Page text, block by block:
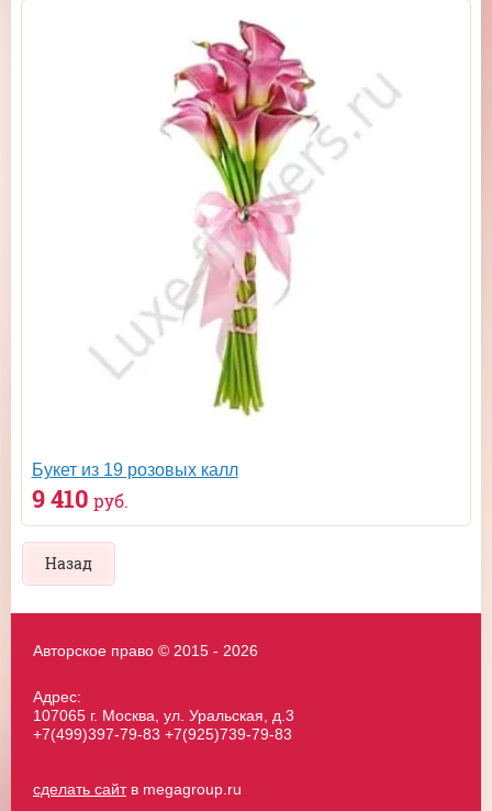
Букет из 19 розовых калл
9 410 руб.
Назад
Авторское право © 2015 - 2026
Адрес:
107065 г. Москва, ул. Уральская, д.3
+7(499)397-79-83 +7(925)739-79-83
сделать сайтв megagroup.ru